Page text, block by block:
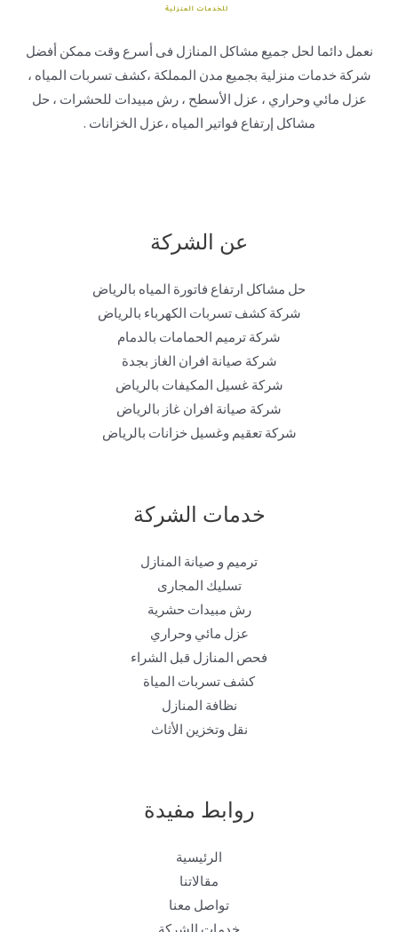
نعمل دائما لحل جميع مشاكل المنازل فى أسرع وقت ممكن أفضل
شركة خدمات منزلية بجميع مدن المملكة ،كشف تسربات المياه ،
عزل مائي وحراري ، عزل الأسطح ، رش مبيدات للحشرات ، حل
مشاكل إرتفاع فواتير المياه ،عزل الخزانات .
عن الشركة
حل مشاكل ارتفاع فاتورة المياه بالرياض
شركة كشف تسربات الكهرباء بالرياض
شركة ترميم الحمامات بالدمام
شركة صيانة افران الغاز بجدة
شركة غسيل المكيفات بالرياض
شركة صيانة افران غاز بالرياض
شركة تعقيم وغسيل خزانات بالرياض
خدمات الشركة
ترميم و صيانة المنازل
تسليك المجارى
رش مبيدات حشرية
عزل مائي وحراري
فحص المنازل قبل الشراء
كشف تسربات المياة
نظافة المنازل
نقل وتخزين الأثاث
روابط مفيدة
الرئيسية
مقالاتنا
تواصل معنا